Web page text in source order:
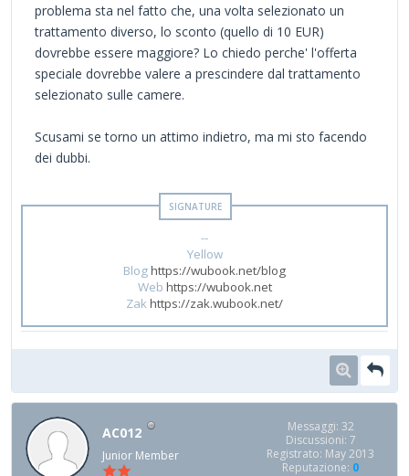
problema sta nel fatto che, una volta selezionato un
trattamento diverso, lo sconto (quello di 10 EUR)
dovrebbe essere maggiore? Lo chiedo perche' l'offerta
speciale dovrebbe valere a prescindere dal trattamento
selezionato sulle camere.
Scusami se torno un attimo indietro, ma mi sto facendo
dei dubbi.
--
Yellow
Bloghttps://wubook.net/blog
Web https://wubook.net
Zak https://zak.wubook.net/
AC012
Junior Member
Messaggi: 32
Discussioni: 7
Registrato: May 2013
Reputazione: 0